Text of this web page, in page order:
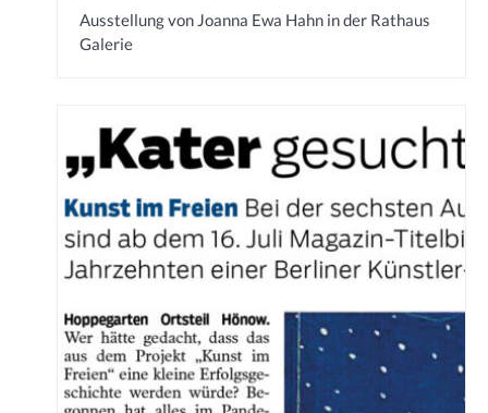
Ausstellung von Joanna Ewa Hahn in der Rathaus
Galerie